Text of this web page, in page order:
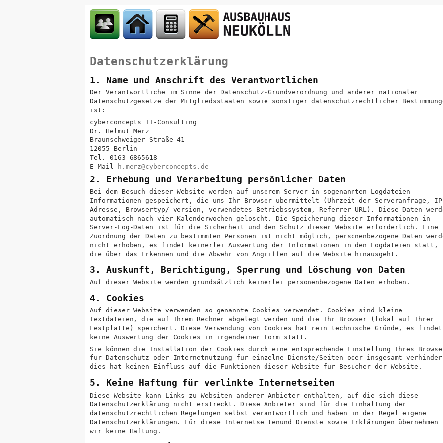
Datenschutzerklärung
1. Name und Anschrift des Verantwortlichen
Der Verantwortliche im Sinne der Datenschutz-Grundverordnung und anderer nationaler
Datenschutzgesetze der Mitgliedsstaaten sowie sonstiger datenschutzrechtlicher
ist:
cyberconcepts IT-Consulting
Dr. Helmut Merz
Braunschweiger Straße 41
12055 Berlin
Tel. 0163-6865618
E-Mail
h.merz@cyberconcepts.de
2. Erhebung und Verarbeitung persönlicher Daten
Bei dem Besuch dieser Website werden auf unserem Server in sogenannten Logdateien
Informationen gespeichert, die uns Ihr Browser übermittelt (Uhrzeit der Serveranfrage,
Adresse, Browsertyp/-version, verwendetes Betriebssystem, Referrer URL). Diese Daten
automatisch nach vier Kalenderwochen gelöscht. Die Speicherung dieser Informationen in
Server-Log-Daten ist für die Sicherheit und den Schutz dieser Website erforderlich. Eine
Zuordnung der Daten zu bestimmten Personen ist nicht möglich, personenbezogene Daten
nicht erhoben, es findet keinerlei Auswertung der Informationen in den Logdateien statt,
die über das Erkennen und die Abwehr von Angriffen auf die Website hinausgeht.
3. Auskunft, Berichtigung, Sperrung und Löschung von Daten
Auf dieser Website werden grundsätzlich keinerlei personenbezogene Daten erhoben.
4. Cookies
Auf dieser Website verwenden so genannte Cookies verwendet. Cookies sind kleine
Textdateien, die auf Ihrem Rechner abgelegt werden und die Ihr Browser (lokal auf Ihrer
Festplatte) speichert. Diese Verwendung von Cookies hat rein technische Gründe, es findet
keine Auswertung der Cookies in irgendeiner Form statt.
Sie können die Installation der Cookies durch eine entsprechende Einstellung Ihres
für Datenschutz oder Internetnutzung für einzelne Dienste/Seiten oder insgesamt
dies hat keinen Einfluss auf die Funktionen dieser Website für Besucher der Website.
5. Keine Haftung für verlinkte Internetseiten
Diese Website kann Links zu Websiten anderer Anbieter enthalten, auf die sich diese
Datenschutzerklärung nicht erstreckt. Diese Anbieter sind für die Einhaltung der
datenschutzrechtlichen Regelungen selbst verantwortlich und haben in der Regel eigene
Datenschutzerklärungen. Für diese Internetseitenund Dienste sowie Erklärungen übernehmen
wir keine Haftung.